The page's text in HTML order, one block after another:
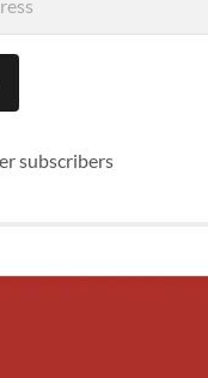
subscribers